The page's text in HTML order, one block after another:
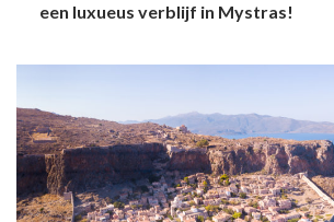
een luxueus verblijf in Mystras!